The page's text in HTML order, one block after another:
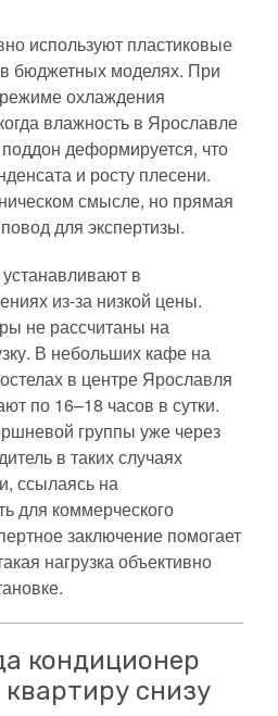
используют пластиковые
бюджетных моделях. При
охлаждения
влажность в Ярославле
поддон деформируется, что
и росту плесени.
смысле, но прямая
для экспертизы.
устанавливают в
из-за низкой цены.
не рассчитаны на
В небольших кафе на
в центре Ярославля
по 16–18 часов в сутки.
группы уже через
в таких случаях
ссылаясь на
для коммерческого
заключение помогает
нагрузка объективно
кондиционер
снизу